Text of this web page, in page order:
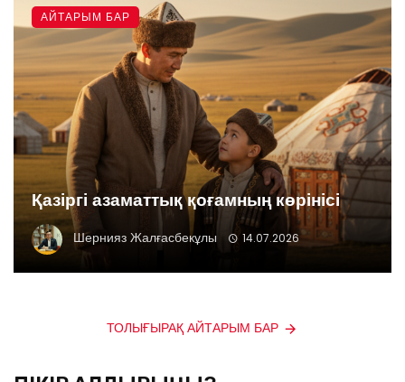
Қазіргі азаматтық қоғамның көрінісі
Шернияз Жалғасбекұлы 14.07.2026
АЙТАРЫМ БАР
ТОЛЫҒЫРАҚ АЙТАРЫМ БАР